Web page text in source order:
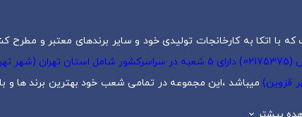
اتکا به کارخانجات تولیدی خود و سایر برندهای معتبر و مطرح
فروش غیر حضوری با شماره تماس (02175375) دارای 5 شعبه در سراسرکشور شامل استان
قزوین) میباشد ،این مجموعه در تمامی شعب خود بهترین برند ها و
بیشتر